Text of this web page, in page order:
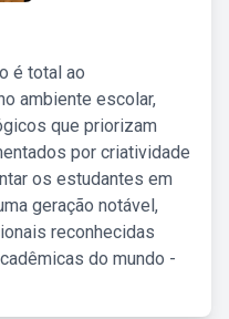
é total ao
ambiente escolar,
que priorizam
por criatividade
os estudantes em
geração notável,
reconhecidas
do mundo -